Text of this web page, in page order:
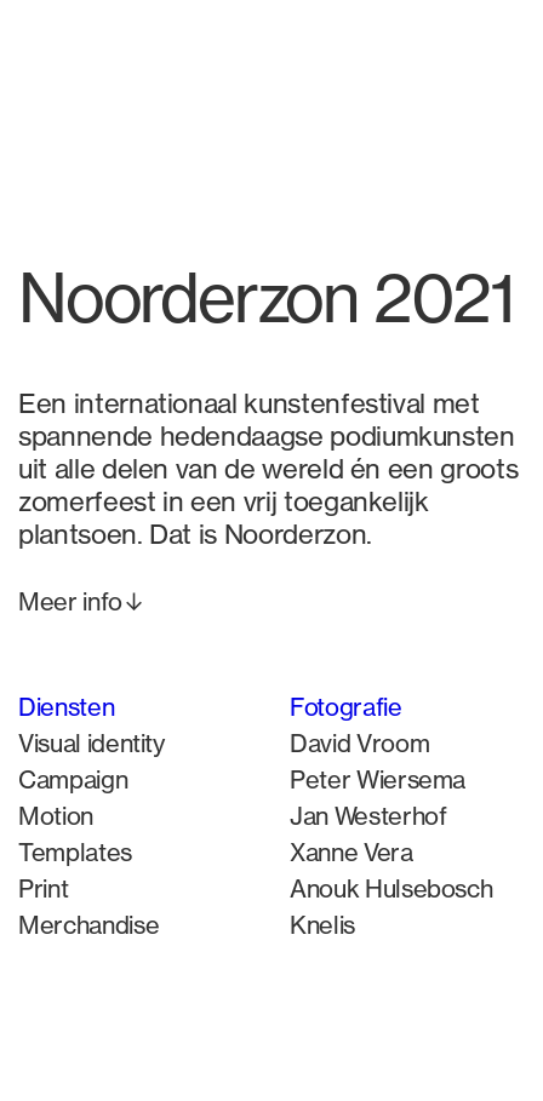
Noorderzon 2021
Een internationaal kunstenfestival met
spannende hedendaagse podiumkunsten
uit alle delen van de wereld én een groots
zomerfeest in een vrij toegankelijk
plantsoen. Dat is Noorderzon.
Meer info↓
Diensten
Visual identity
Campaign
Motion
Templates
Print
Merchandise
Fotografie
David Vroom
Peter Wiersema
Jan Westerhof
Xanne Vera
Anouk Hulsebosch
Knelis